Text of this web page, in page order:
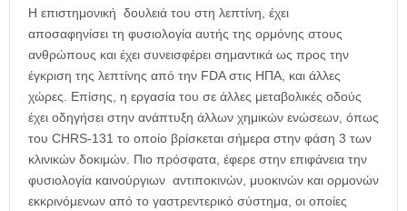
Η επιστημονική δουλειά του στη λεπτίνη, έχει
αποσαφηνίσει τη φυσιολογία αυτής της ορμόνης στους
ανθρώπους και έχει συνεισφέρει σημαντικά ως προς την
έγκριση της λεπτίνης από την FDA στις ΗΠΑ, και άλλες
χώρες. Επίσης, η εργασία του σε άλλες μεταβολικές οδούς
έχει οδηγήσει στην ανάπτυξη άλλων χημικών ενώσεων, όπως
του CHRS-131 το οποίο βρίσκεται σήμερα στην φάση 3 των
κλινικών δοκιμών. Πιο πρόσφατα, έφερε στην επιφάνεια την
φυσιολογία καινούργιων αντιποκινών, μυοκινών και ορμονών
εκκρινόμενων από το γαστρεντερικό σύστημα, οι οποίες